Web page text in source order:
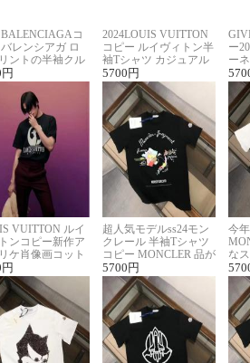
BALENCIAGAコ
レンシアガ ロ
ントの半袖クル
クTシャツ
円
2024LOUIS VUITTON
コピー ルイヴィトン半
袖Tシャツ カジュアル
に馴染む 2色展開
5700 円
ー
ー
ー
VUITTON ルイ
ンコピー新作ア
ケ肖像画コット
ト半袖Tシャツ
円
超人気モデルss24モン
クレール 半袖Tシャツ
コピー MONCLER 品が
良く見た目
5700 円
今
な
ル